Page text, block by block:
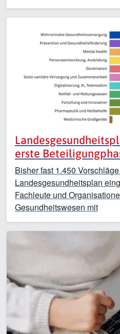
erste
Bisher fast 1.450
Landesgesundheitsplan
Fachleute und
Gesundheitswesen mit